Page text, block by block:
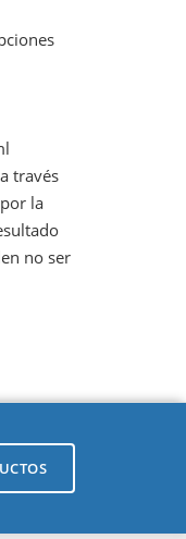
través
la
no ser